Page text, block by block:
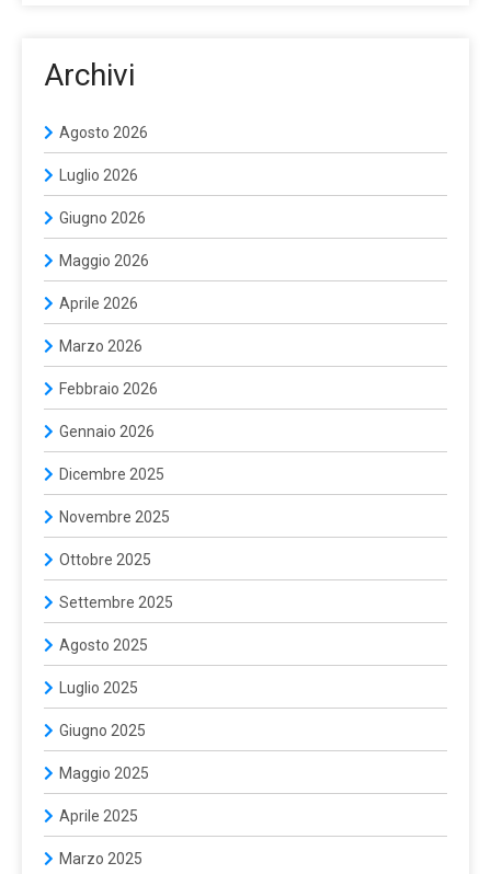
Archivi
Agosto 2026
Luglio 2026
Giugno 2026
Maggio 2026
Aprile 2026
Marzo 2026
Febbraio 2026
Gennaio 2026
Dicembre 2025
Novembre 2025
Ottobre 2025
Settembre 2025
Agosto 2025
Luglio 2025
Giugno 2025
Maggio 2025
Aprile 2025
Marzo 2025